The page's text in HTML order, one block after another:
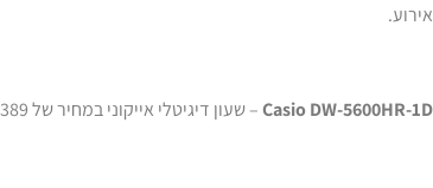
אירוע.
Casio DW-5600HR-1D– שעון דיגיטלי אייקוני במחיר של 389 ₪ – קלאסיק שלא מת.